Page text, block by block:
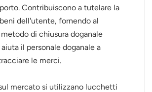
Türk
Ελληνικά
Melayu
Polski
Contribuiscono a tutelare la
dell'utente, fornendo al
di chiusura doganale
il personale doganale a
le merci.
mercato si utilizzano lucchetti